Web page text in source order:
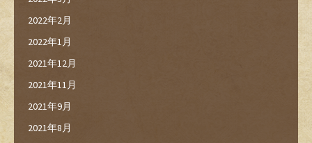
2022年2月
2022年1月
2021年12月
2021年11月
2021年9月
2021年8月